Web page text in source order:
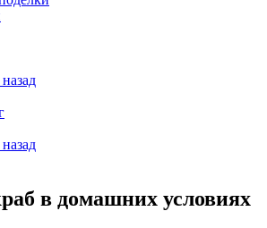
в домашних условиях